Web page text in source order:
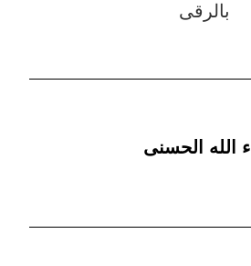
بالرقى
الله الحسنى